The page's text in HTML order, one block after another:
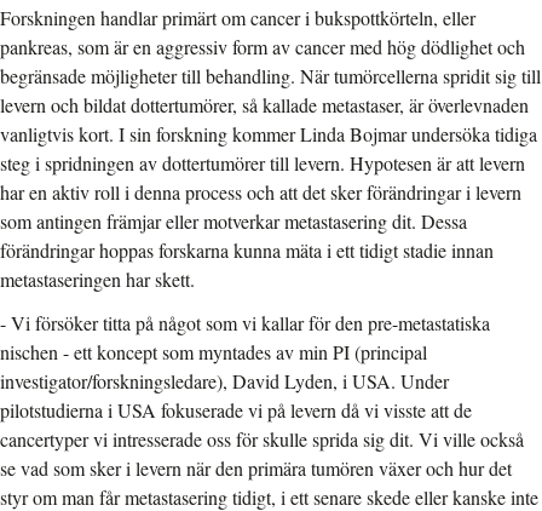
Forskningen handlar primärt om cancer i bukspottkörteln, eller
pankreas, som är en aggressiv form av cancer med hög dödlighet och
begränsade möjligheter till behandling. När tumörcellerna spridit sig till
levern och bildat dottertumörer, så kallade metastaser, är överlevnaden
vanligtvis kort. I sin forskning kommer Linda Bojmar undersöka tidiga
steg i spridningen av dottertumörer till levern. Hypotesen är att levern
har en aktiv roll i denna process och att det sker förändringar i levern
som antingen främjar eller motverkar metastasering dit. Dessa
förändringar hoppas forskarna kunna mäta i ett tidigt stadie innan
metastaseringen har skett.
- Vi försöker titta på något som vi kallar för den pre-metastatiska
nischen - ett koncept som myntades av min PI (principal
investigator/forskningsledare), David Lyden, i USA. Under
pilotstudierna i USA fokuserade vi på levern då vi visste att de
cancertyper vi intresserade oss för skulle sprida sig dit. Vi ville också
se vad som sker i levern när den primära tumören växer och hur det
styr om man får metastasering tidigt, i ett senare skede eller kanske inte